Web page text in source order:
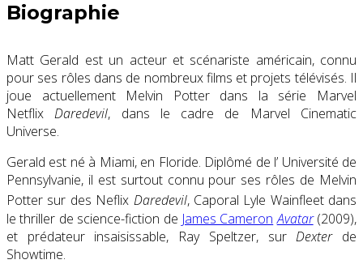
Biographie
Matt Gerald est un acteur et scénariste américain, connu
pour ses rôles dans de nombreux films et projets télévisés. Il
joue actuellement Melvin Potter dans la série Marvel
NetflixDaredevil, dans le cadre de Marvel Cinematic
Universe.
Gerald est né à Miami, en Floride. Diplômé de l’ Université de
Pennsylvanie, il est surtout connu pour ses rôles de Melvin
Potter sur des Neflix Daredevil, Caporal Lyle Wainfleet dans
le thriller de science-fiction de James Cameron Avatar (2009),
et prédateur insaisissable, Ray Speltzer, surDexterde
Showtime.